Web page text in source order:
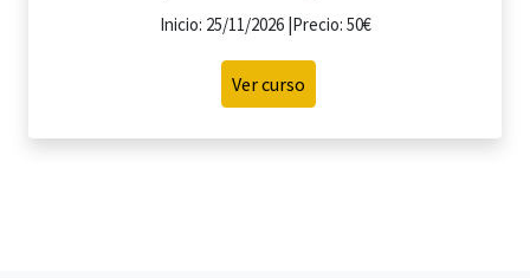
Inicio: 25/11/2026 |Precio: 50€
Ver curso